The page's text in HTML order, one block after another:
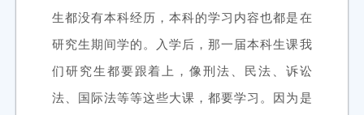
生都没有本科经历，本科的学习内容也都是在
研究生期间学的。入学后，那一届本科生课我
们研究生都要跟着上，像刑法、民法、诉讼
法、国际法等等这些大课，都要学习。因为是